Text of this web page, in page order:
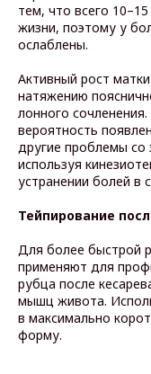
тем, что всего
жизни, поэтому у
ослаблены.
Активный рост
натяжению
лонного
вероятность
другие проблемы
используя
устранении болей в
Тейпирование
Для более быстрой
применяют для
рубца после
мышц живота.
в максимально
форму.